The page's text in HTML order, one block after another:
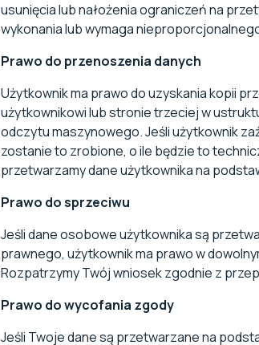
usunięcia lub nałożenia ograniczeń na
wykonania lub wymaga
Prawo do przenoszenia danych
Użytkownik ma prawo do uzyskania kopii
użytkownikowi lub stronie trzeciej w
odczytu maszynowego. Jeśli użytkownik
zostanie to zrobione, o ile będzie to
przetwarzamy dane użytkownika na
Prawo do sprzeciwu
Jeśli dane osobowe użytkownika są
prawnego, użytkownik ma prawo w
Rozpatrzymy Twój wniosek zgodnie z
Prawo do wycofania zgody
Jeśli Twoje dane są przetwarzane na